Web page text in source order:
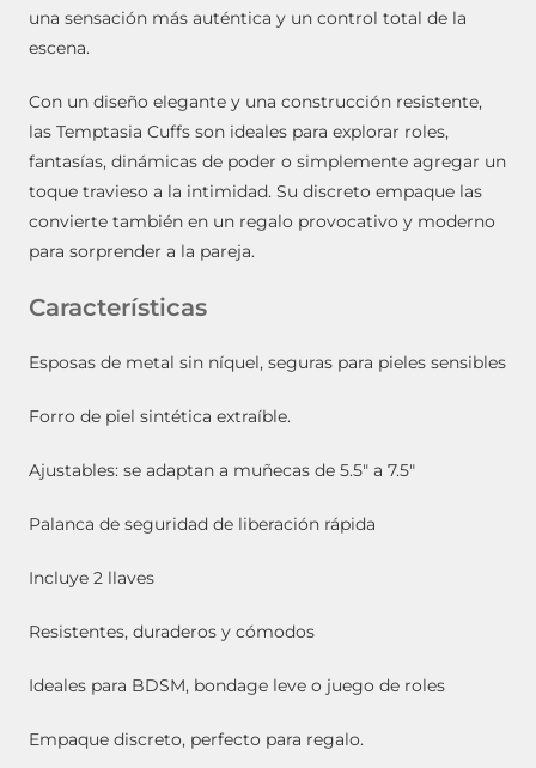
una sensación más auténtica y un control total de la
escena.
Con un diseño elegante y una construcción resistente,
las Temptasia Cuffs son ideales para explorar roles,
fantasías, dinámicas de poder o simplemente agregar un
toque travieso a la intimidad. Su discreto empaque las
convierte también en un regalo provocativo y moderno
para sorprender a la pareja.
Características
Esposas de metal sin níquel, seguras para pieles sensibles
Forro de piel sintética extraíble.
Ajustables: se adaptan a muñecas de 5.5″ a 7.5″
Palanca de seguridad de liberación rápida
Incluye 2 llaves
Resistentes, duraderos y cómodos
Ideales para BDSM, bondage leve o juego de roles
Empaque discreto, perfecto para regalo.